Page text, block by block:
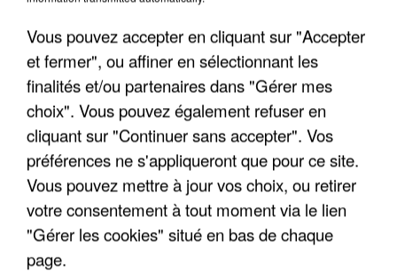
Vous pouvez accepter en cliquant sur "Accepter
et fermer", ou affiner en sélectionnant les
finalités et/ou partenaires dans "Gérer mes
choix". Vous pouvez également refuser en
cliquant sur "Continuer sans accepter". Vos
préférences ne s'appliqueront que pour ce site.
Vous pouvez mettre à jour vos choix, ou retirer
votre consentement à tout moment via le lien
"Gérer les cookies" situé en bas de chaque
page.